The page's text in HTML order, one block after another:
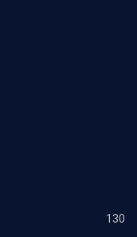
130